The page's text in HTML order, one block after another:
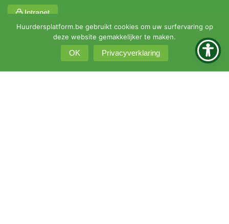
Intranet
Huurdersplatform.be gebruikt cookies om uw surfervaring op
deze website gemakkelijker te maken.
OK Privacyverklaring